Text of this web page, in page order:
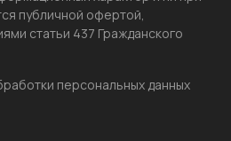
публичной офертой,
статьи 437 Гражданского
персональных данных